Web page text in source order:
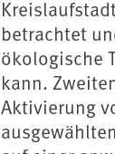
betrachtet
ökologische
kann.
Aktivierung